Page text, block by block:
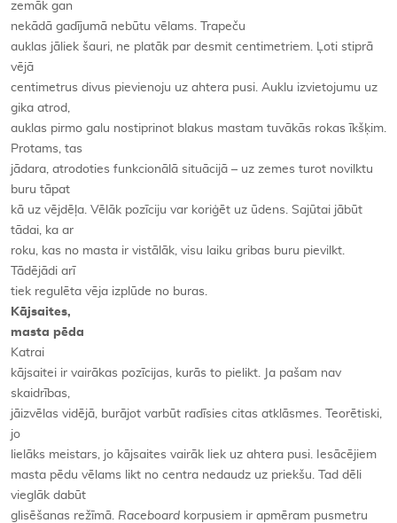
zemāk gan
nekādā gadījumā nebūtu vēlams. Trapeču
auklas jāliek šauri, ne platāk par desmit centimetriem. Ļoti stiprā
vējā
centimetrus divus pievienoju uz ahtera pusi. Auklu izvietojumu uz
gika atrod,
auklas pirmo galu nostiprinot blakus mastam tuvākās rokas īkšķim.
Protams, tas
jādara, atrodoties funkcionālā situācijā – uz zemes turot novilktu
buru tāpat
kā uz vējdēļa. Vēlāk pozīciju var koriģēt uz ūdens. Sajūtai jābūt
tādai, ka ar
roku, kas no masta ir vistālāk, visu laiku gribas buru pievilkt.
Tādējādi arī
tiek regulēta vēja izplūde no buras.
Kājsaites,
masta pēda
Katrai
kājsaitei ir vairākas pozīcijas, kurās to pielikt. Ja pašam nav
skaidrības,
jāizvēlas vidējā, burājot varbūt radīsies citas atklāsmes. Teorētiski,
jo
lielāks meistars, jo kājsaites vairāk liek uz ahtera pusi. Iesācējiem
masta pēdu vēlams likt no centra nedaudz uz priekšu. Tad dēli
vieglāk dabūt
glisēšanas režīmā. Raceboard korpusiem ir apmēram pusmetru